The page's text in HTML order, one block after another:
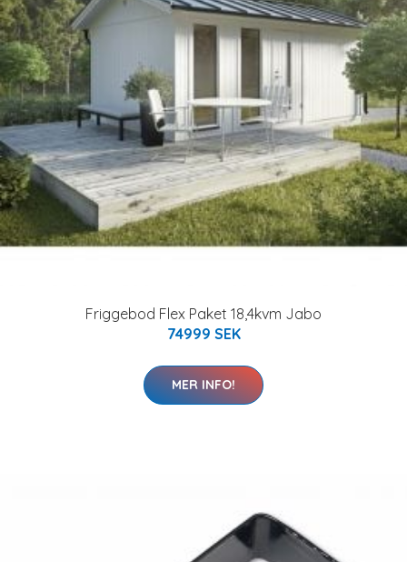
Friggebod Flex Paket 18,4kvm Jabo
74999 SEK
MER INFO!